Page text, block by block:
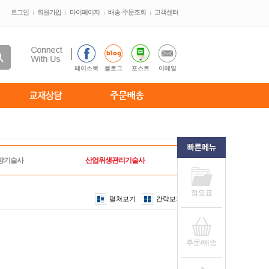
로그인 회원가입 마이페이지 배송·주문조회 고객센터
페이스북 블로그 포스트 이메일
기술사 산업위생관리기술사
펼쳐보기 간략보기
정오표
주문/배송